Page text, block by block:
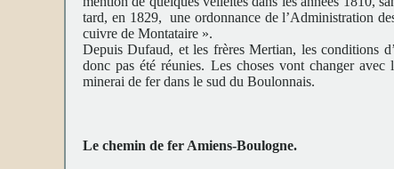
tard, en 1829, une ordonnance de l’Administration
cuivre de Montataire ».
Depuis Dufaud, et les frères Mertian, les conditions
donc pas été réunies. Les choses vont changer
minerai de fer dans le sud du Boulonnais.
Le chemin de fer Amiens-Boulogne.